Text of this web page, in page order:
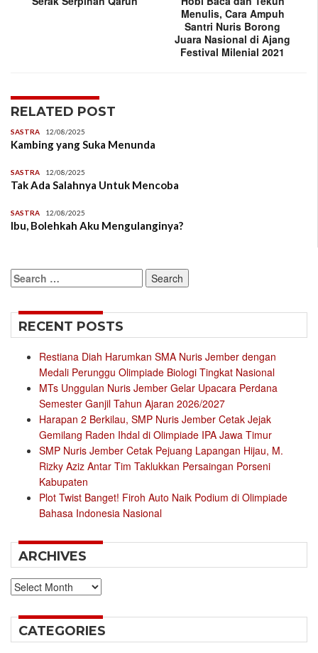
Menulis, Cara Ampuh
Santri Nuris Borong
Juara Nasional di Ajang
Festival Milenial 2021
RELATED POST
SASTRA 12/08/2025
Kambing yang Suka Menunda
SASTRA 12/08/2025
Tak Ada Salahnya Untuk Mencoba
SASTRA 12/08/2025
Ibu, Bolehkah Aku Mengulanginya?
Search
for:
RECENT POSTS
Restiana Diah Harumkan SMA Nuris Jember dengan
Medali Perunggu Olimpiade Biologi Tingkat Nasional
MTs Unggulan Nuris Jember Gelar Upacara Perdana
Semester Ganjil Tahun Ajaran 2026/2027
Harapan 2 Berkilau, SMP Nuris Jember Cetak Jejak
Gemilang Raden Ihdal di Olimpiade IPA Jawa Timur
SMP Nuris Jember Cetak Pejuang Lapangan Hijau, M.
Rizky Aziz Antar Tim Taklukkan Persaingan Porseni
Kabupaten
Plot Twist Banget! Firoh Auto Naik Podium di Olimpiade
Bahasa Indonesia Nasional
ARCHIVES
Archives
CATEGORIES